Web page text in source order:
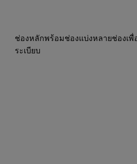
ช่องหลักพร้อมช่องแบ่งหลายช่องเพื่
ระเบียบ